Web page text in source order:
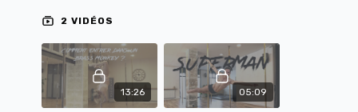
2 VIDÉOS
13:26 05:09